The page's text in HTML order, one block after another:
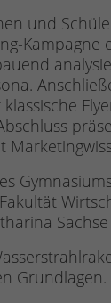
und
Grundlagen.